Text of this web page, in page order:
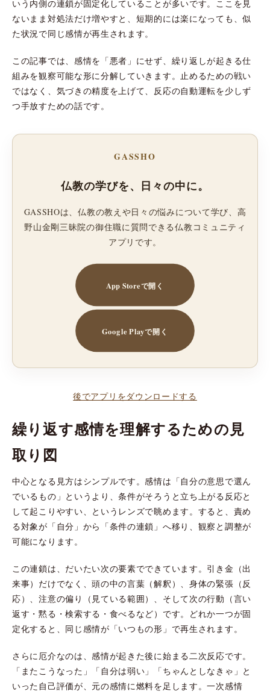
いう内側の連鎖が固定化していることが多いです。ここを見
ないまま対処法だけ増やすと、短期的には楽になっても、似
た状況で同じ感情が再生されます。
この記事では、感情を「悪者」にせず、繰り返しが起きる仕
組みを観察可能な形に分解していきます。止めるための戦い
ではなく、気づきの精度を上げて、反応の自動運転を少しず
つ手放すための話です。
GASSHO
仏教の学びを、日々の中に。
GASSHOは、仏教の教えや日々の悩みについて学び、高
野山金剛三昧院の御住職に質問できる仏教コミュニティ
アプリです。
App Storeで開く
Google Playで開く
後でアプリをダウンロードする
繰り返す感情を理解するための見
取り図
中心となる見方はシンプルです。感情は「自分の意思で選ん
でいるもの」というより、条件がそろうと立ち上がる反応と
して起こりやすい、というレンズで眺めます。すると、責め
る対象が「自分」から「条件の連鎖」へ移り、観察と調整が
可能になります。
この連鎖は、だいたい次の要素でできています。引き金（出
来事）だけでなく、頭の中の言葉（解釈）、身体の緊張（反
応）、注意の偏り（見ている範囲）、そして次の行動（言い
返す・黙る・検索する・食べるなど）です。どれか一つが固
定化すると、同じ感情が「いつもの形」で再生されます。
さらに厄介なのは、感情が起きた後に始まる二次反応です。
「またこうなった」「自分は弱い」「ちゃんとしなきゃ」と
いった自己評価が、元の感情に燃料を足します。一次感情